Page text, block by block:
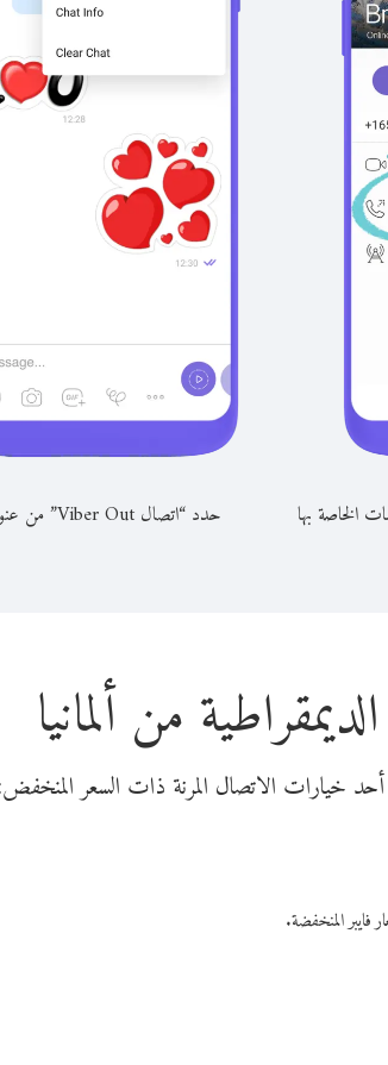
الخاصة بها حدد “اتصال Viber Out” من عنوان المحادثة
من ألمانيا